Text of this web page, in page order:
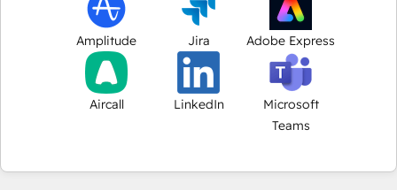
Amplitude Jira Adobe Express
Aircall LinkedIn
Microsoft
Teams